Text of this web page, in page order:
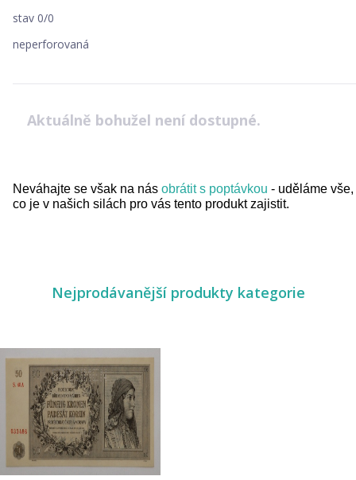
stav 0/0
neperforovaná
Aktuálně bohužel není dostupné.
Neváhajte se však na nás obrátit s poptávkou - uděláme vše,
co je v našich silách pro vás tento produkt zajistit.
Nejprodávanější produkty kategorie